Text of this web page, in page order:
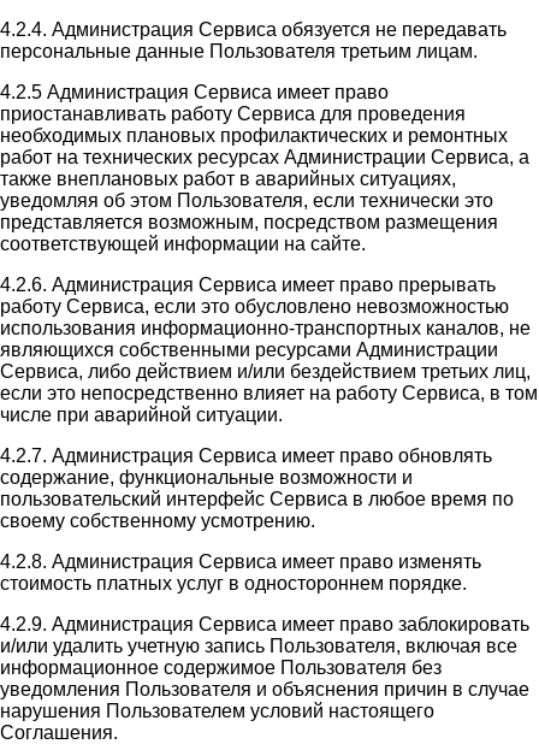
4.2.4. Администрация Сервиса обязуется не передавать
персональные данные Пользователя третьим лицам.
4.2.5 Администрация Сервиса имеет право
приостанавливать работу Сервиса для проведения
необходимых плановых профилактических и ремонтных
работ на технических ресурсах Администрации Сервиса, а
также внеплановых работ в аварийных ситуациях,
уведомляя об этом Пользователя, если технически это
представляется возможным, посредством размещения
соответствующей информации на сайте.
4.2.6. Администрация Сервиса имеет право прерывать
работу Сервиса, если это обусловлено невозможностью
использования информационно-транспортных каналов, не
являющихся собственными ресурсами Администрации
Сервиса, либо действием и/или бездействием третьих лиц,
если это непосредственно влияет на работу Сервиса, в том
числе при аварийной ситуации.
4.2.7. Администрация Сервиса имеет право обновлять
содержание, функциональные возможности и
пользовательский интерфейс Сервиса в любое время по
своему собственному усмотрению.
4.2.8. Администрация Сервиса имеет право изменять
стоимость платных услуг в одностороннем порядке.
4.2.9. Администрация Сервиса имеет право заблокировать
и/или удалить учетную запись Пользователя, включая все
информационное содержимое Пользователя без
уведомления Пользователя и объяснения причин в случае
нарушения Пользователем условий настоящего
Соглашения.